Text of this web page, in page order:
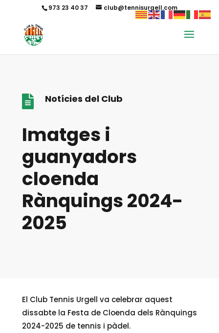
973 23 40 37 club@tennisurgell.com
 Notícies del Club
Imatges i
guanyadors
cloenda
Rànquings 2024-
2025
El Club Tennis Urgell va celebrar aquest
dissabte la Festa de Cloenda dels Rànquings
2024-2025 de tennis i pàdel.